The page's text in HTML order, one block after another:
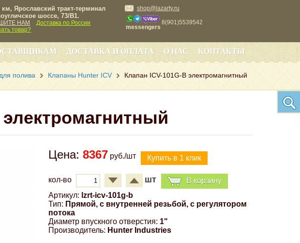
Ярославский тракт-терминал
шоссе, 73/B1.
НАМ
Доставка по России
товар?
shop@lazarty.ru
messengers
8(901)5539542
ДОСТАВКА И ОПЛАТА О НАС КОНТАКТЫ
полива Клапаны Hunter ICV Клапан ICV-101G-B электромагнитный
Цена:8367 руб./шт
кол-во шт
В корзину
Артикул: lzrt-icv-101g-b
Тип: Прямой, с внутренней резьбой, с регулятором
потока
Диаметр впускного отверстия: 1"
Производитель: Hunter Industries